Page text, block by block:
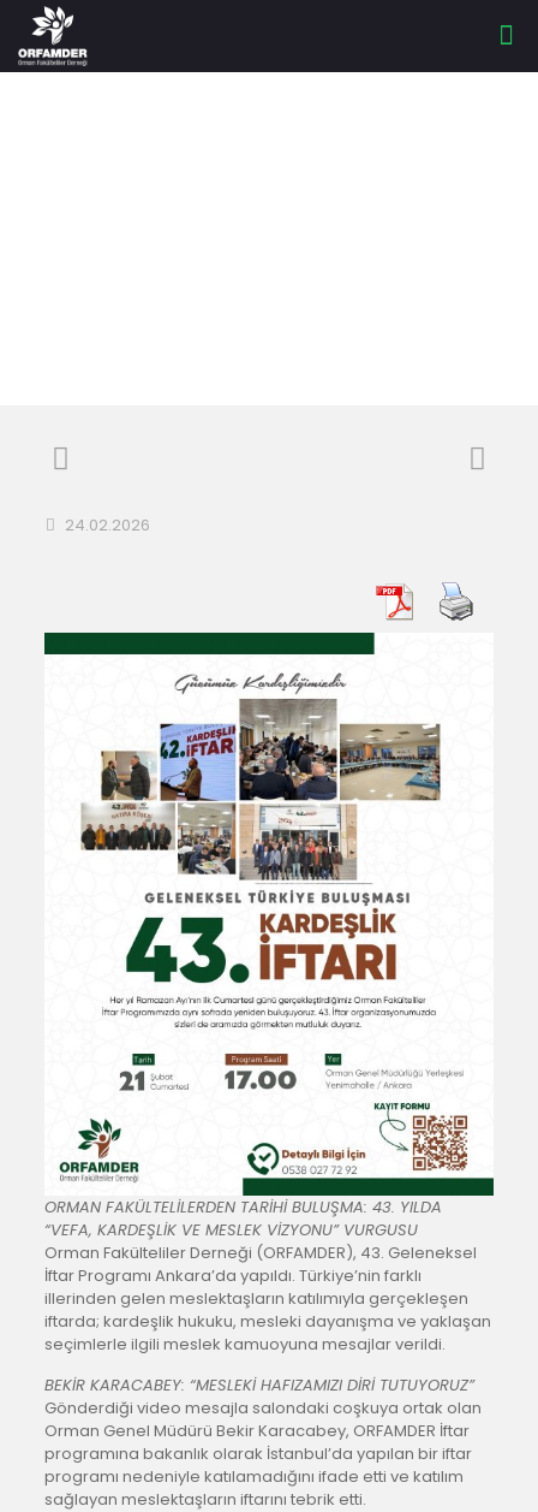
24.02.2026
ORMAN FAKÜLTELİLERDEN TARİHİ BULUŞMA: 43. YILDA
“VEFA, KARDEŞLİK VE MESLEK VİZYONU” VURGUSU
Orman Fakülteliler Derneği (ORFAMDER), 43. Geleneksel
İftar Programı Ankara’da yapıldı. Türkiye’nin farklı
illerinden gelen meslektaşların katılımıyla gerçekleşen
iftarda; kardeşlik hukuku, mesleki dayanışma ve yaklaşan
seçimlerle ilgili meslek kamuoyuna mesajlar verildi.
BEKİR KARACABEY: “MESLEKİ HAFIZAMIZI DİRİ TUTUYORUZ”
Gönderdiği video mesajla salondaki coşkuya ortak olan
Orman Genel Müdürü Bekir Karacabey, ORFAMDER İftar
programına bakanlık olarak İstanbul’da yapılan bir iftar
programı nedeniyle katılamadığını ifade etti ve katılım
sağlayan meslektaşların iftarını tebrik etti.